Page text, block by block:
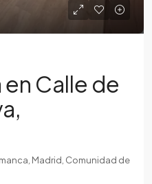
Calle de
Madrid, Comunidad de